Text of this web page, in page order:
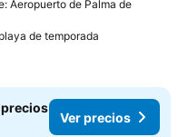
Aeropuerto de Palma de
de temporada
precios
Ver precios